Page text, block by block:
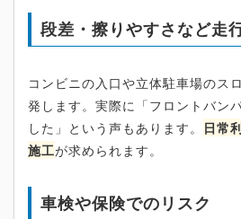
段差・擦りやすさなど走
コンビニの入口や立体駐車場のス
発します。実際に「フロントバン
した」という声もあります。 日常
施工が求められます。
車検や保険でのリスク